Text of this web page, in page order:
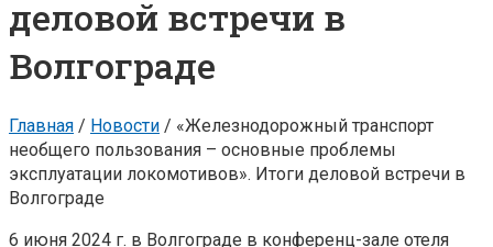
деловой встречи в
Волгограде
Главная / Новости / «Железнодорожный транспорт
необщего пользования – основные проблемы
эксплуатации локомотивов». Итоги деловой встречи в
Волгограде
6 июня 2024 г. в Волгограде в конференц-зале отеля